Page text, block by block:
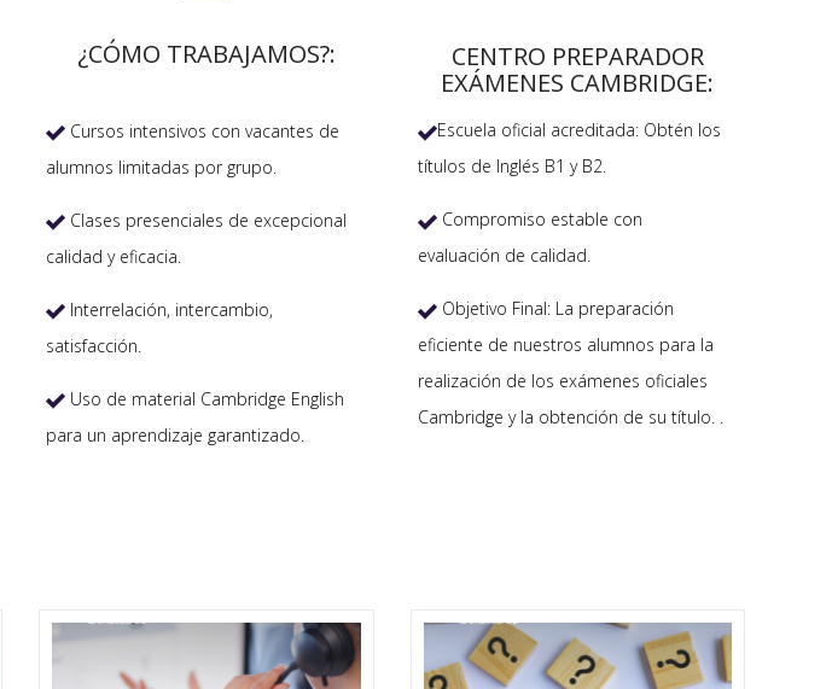
¿CÓMO TRABAJAMOS?:
 Cursos intensivos con vacantes de
alumnos limitadas por grupo.
 Clases presenciales de excepcional
calidad y eficacia.
 Interrelación, intercambio,
satisfacción.
 Uso de material Cambridge English
para un aprendizaje garantizado.
CENTRO PREPARADOR
EXÁMENES CAMBRIDGE:
Escuela oficial acreditada: Obtén los
títulos de Inglés B1 y B2.
Compromiso estable con
evaluación de calidad.
Objetivo Final: La preparación
eficiente de nuestros alumnos para la
realización de los exámenes oficiales
Cambridge y la obtención de su título. .